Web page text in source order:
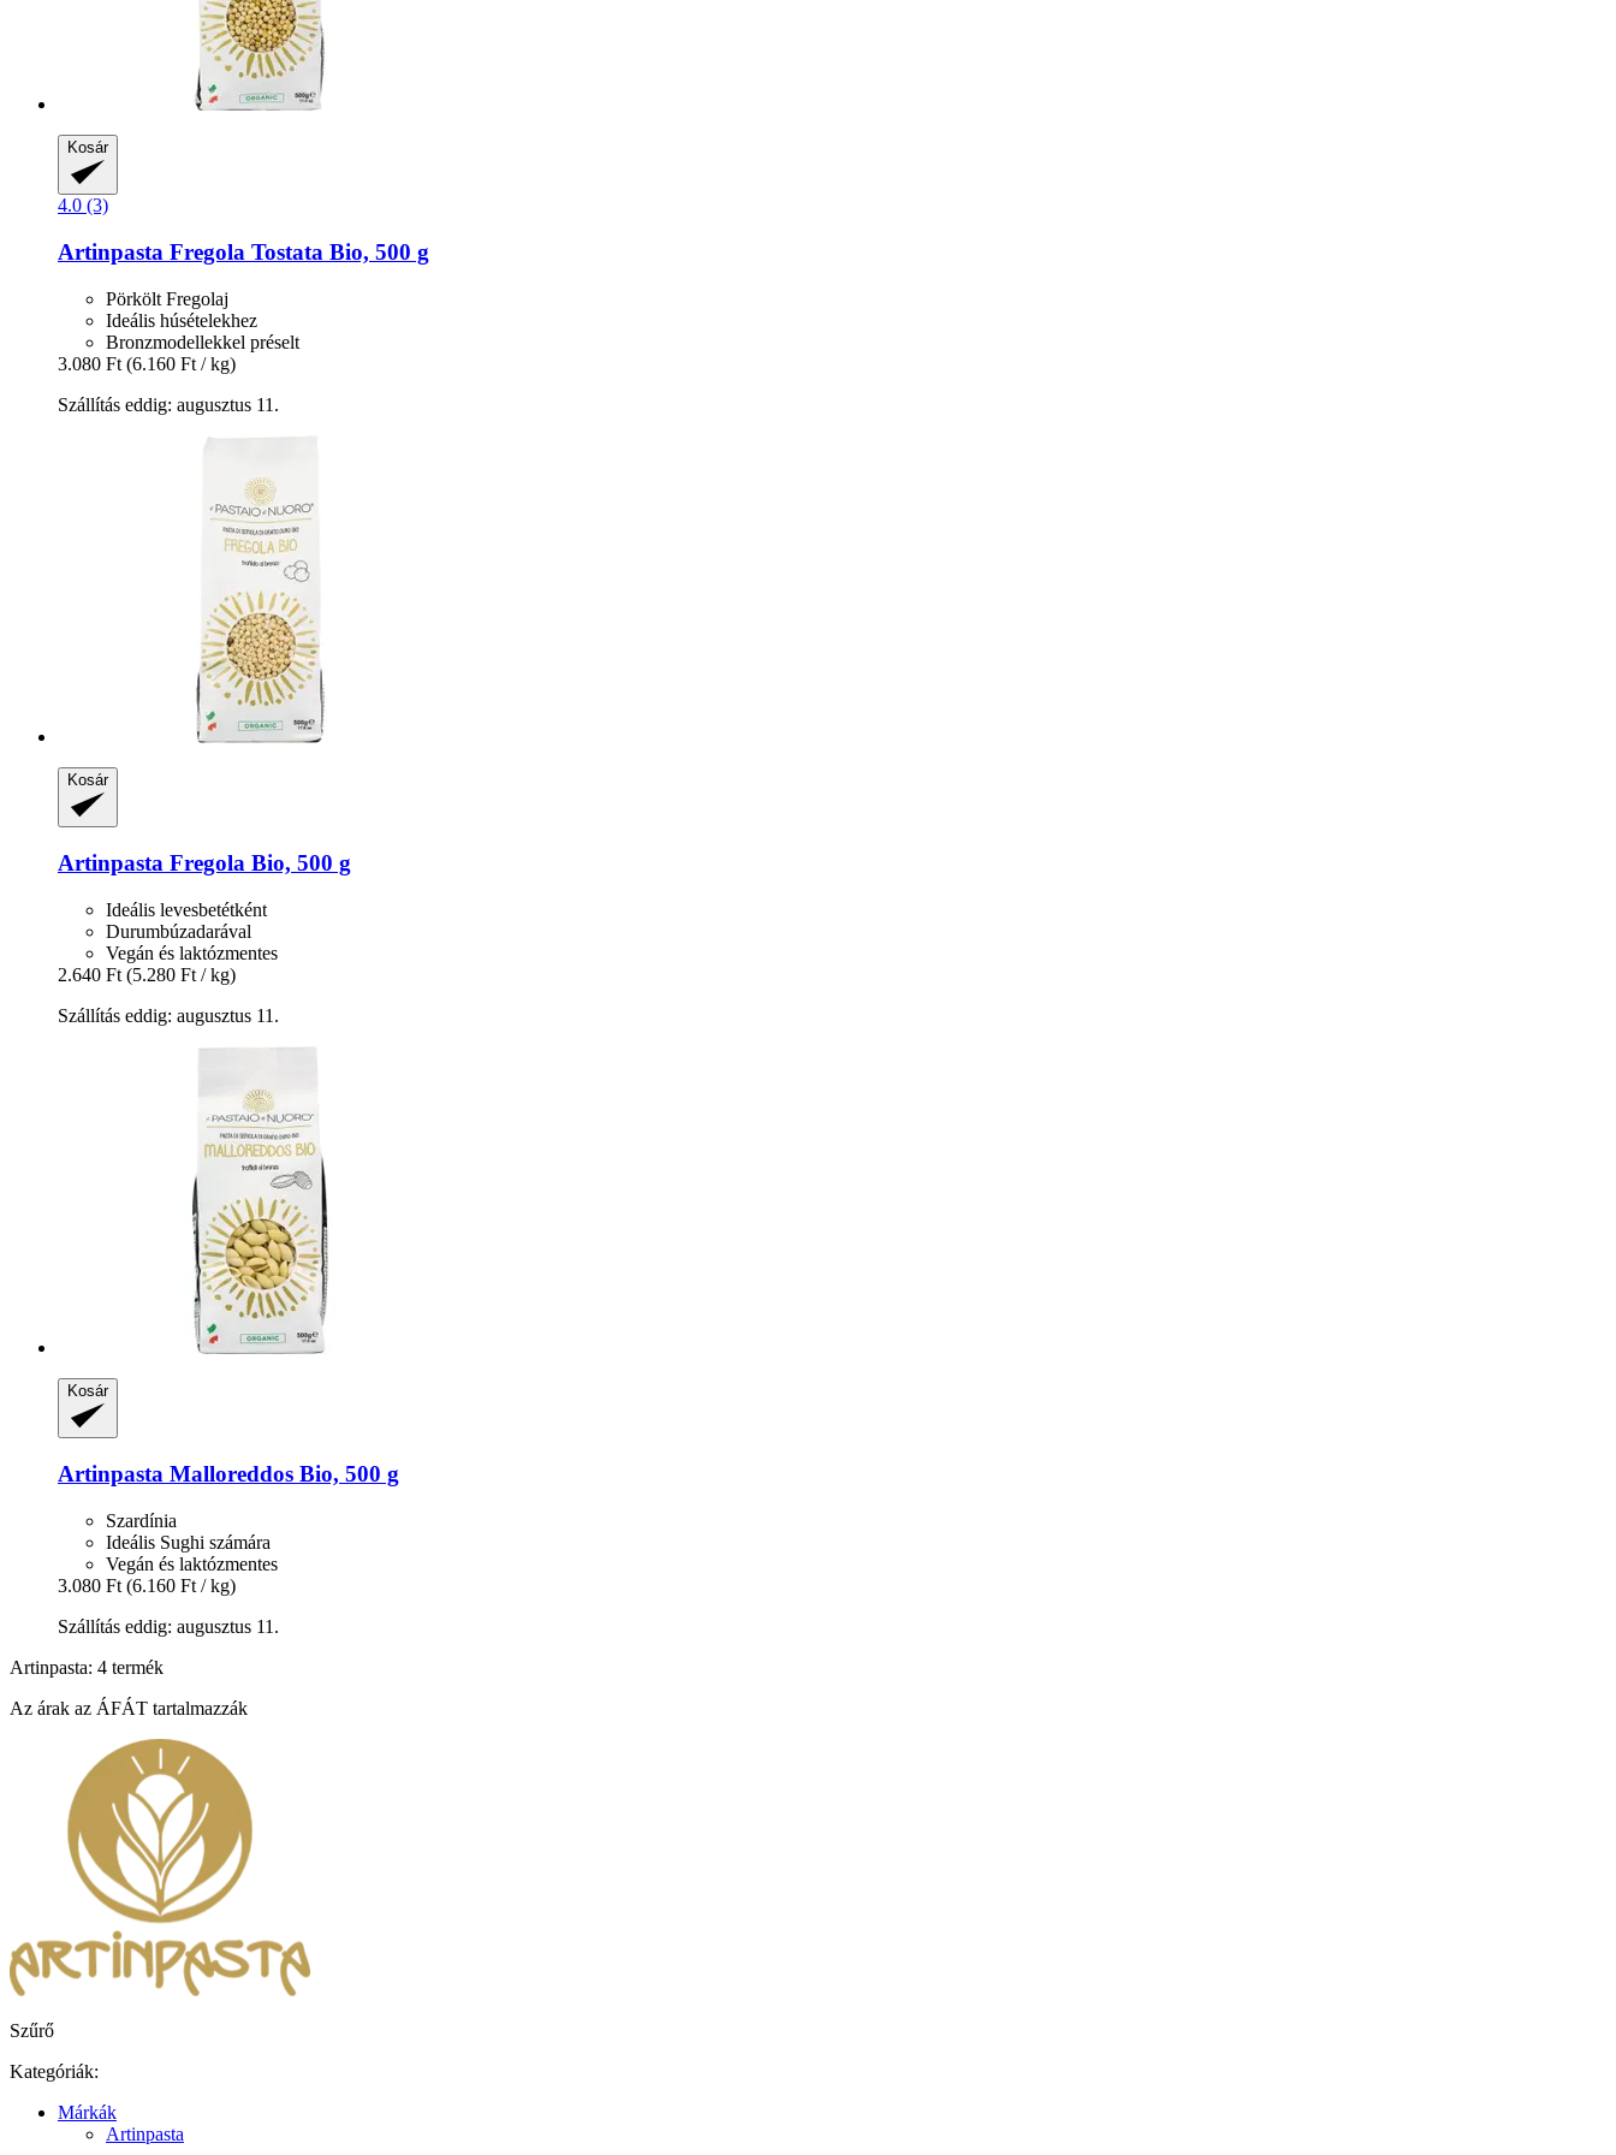
Kosár
4.0 (3)
Artinpasta Fregola Tostata Bio, 500 g
Pörkölt Fregolaj
Ideális húsételekhez
Bronzmodellekkel préselt
3.080 Ft (6.160 Ft / kg)
Szállítás eddig: augusztus 11.
Kosár
Artinpasta Fregola Bio, 500 g
Ideális levesbetétként
Durumbúzadarával
Vegán és laktózmentes
2.640 Ft (5.280 Ft / kg)
Szállítás eddig: augusztus 11.
Kosár
Artinpasta Malloreddos Bio, 500 g
Szardínia
Ideális Sughi számára
Vegán és laktózmentes
3.080 Ft (6.160 Ft / kg)
Szállítás eddig: augusztus 11.
Artinpasta: 4 termék
Az árak az ÁFÁT tartalmazzák
Szűrő
Kategóriák:
Márkák
Artinpasta